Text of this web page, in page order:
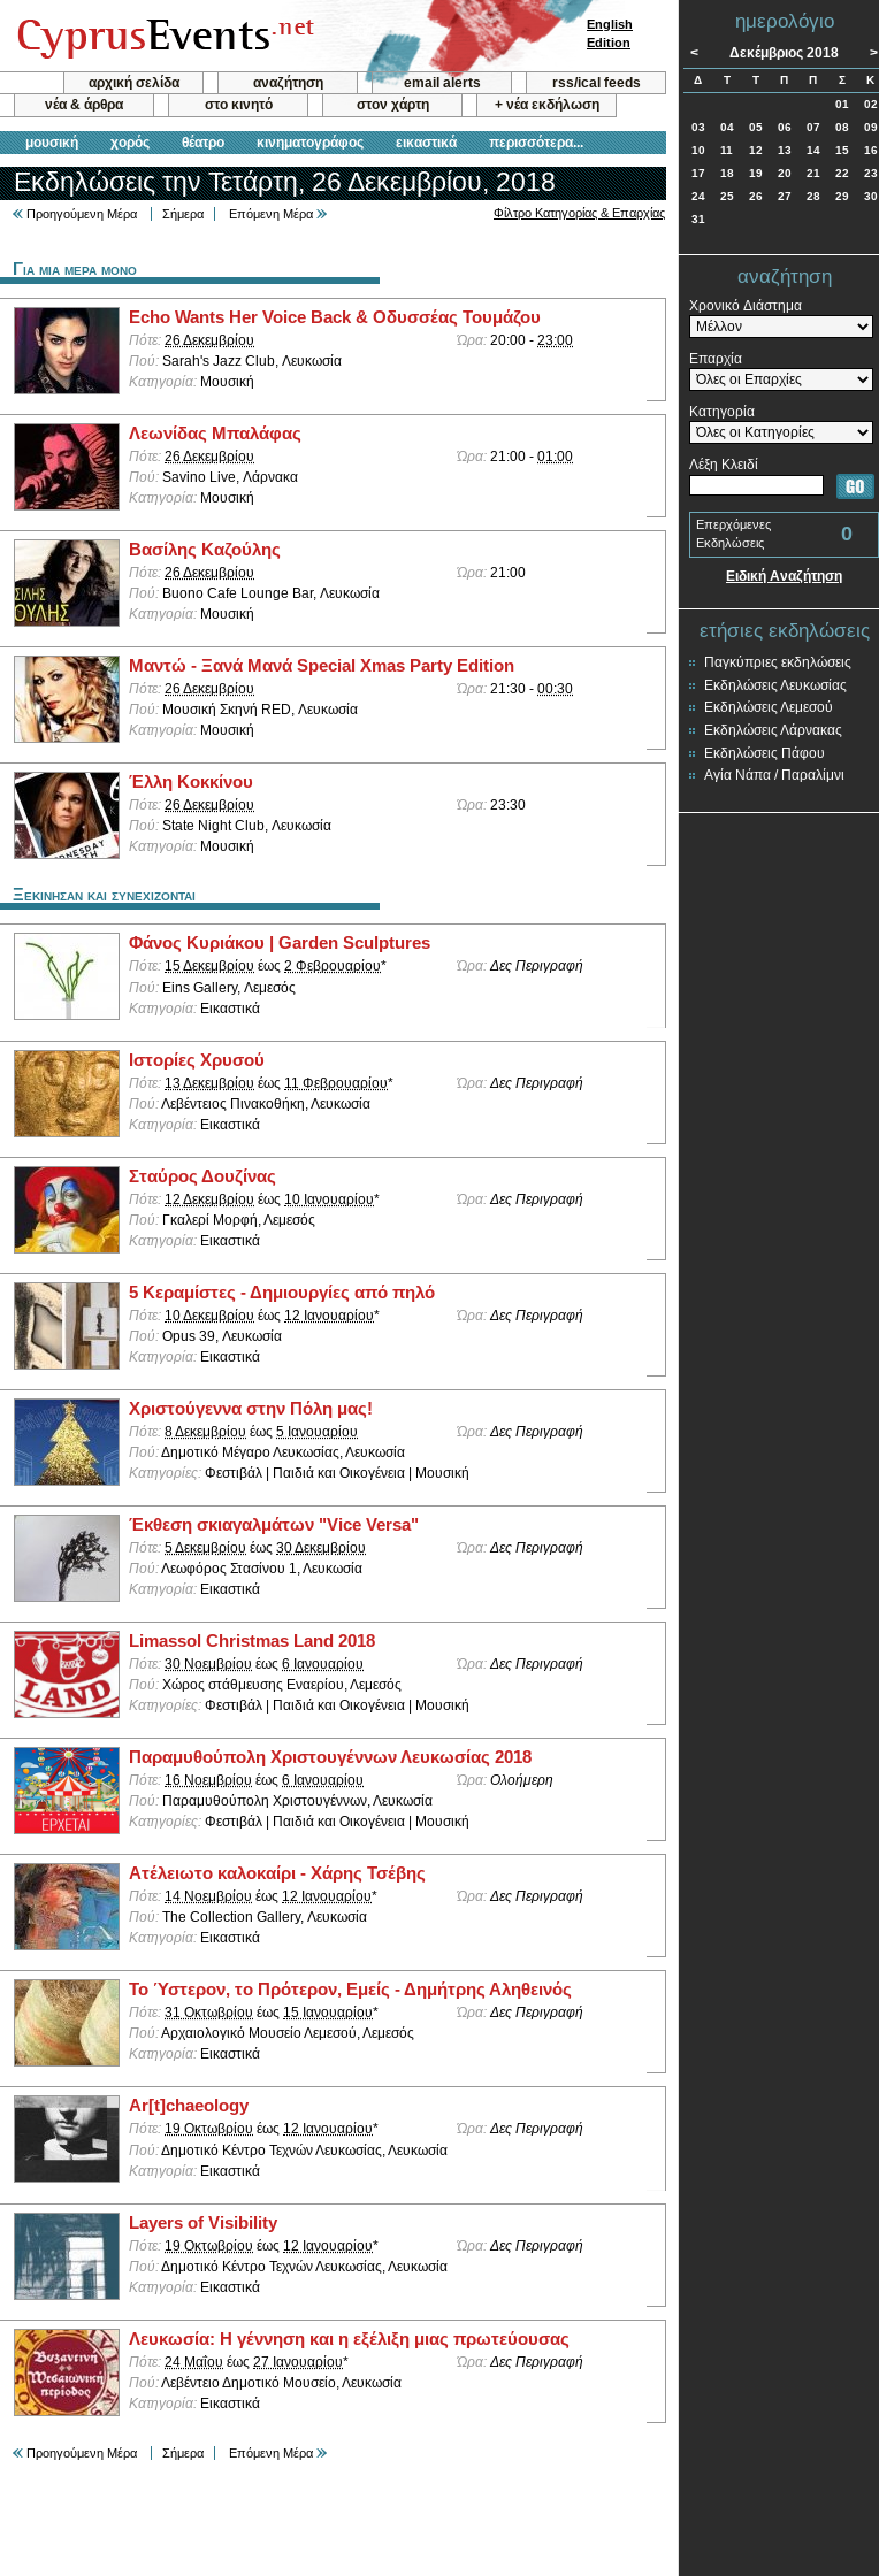
αρχική σελίδα αναζήτηση email alerts
rss/ical feeds
νέα & άρθρα
στο κινητό στον χάρτη + νέα εκδήλωση
μουσική χορός θέατρο κινηματογράφος εικαστικά περισσότερα...
English
Edition
Εκδηλώσεις την Τετάρτη, 26 Δεκεμβρίου, 2018
Προηγούμενη Μέρα Σήμερα Επόμενη Μέρα Φίλτρο Κατηγορίας & Επαρχίας
Για μια μερα μονο
Echo Wants Her Voice Back & Οδυσσέας Τουμάζου
Πότε: 26 Δεκεμβρίου Ώρα: 20:00 - 23:00
Πού: Sarah's Jazz Club, Λευκωσία
Κατηγορία: Μουσική
Λεωνίδας Μπαλάφας
Πότε: 26 Δεκεμβρίου Ώρα: 21:00 - 01:00
Πού: Savino Live, Λάρνακα
Κατηγορία: Μουσική
Βασίλης Καζούλης
Πότε: 26 Δεκεμβρίου Ώρα: 21:00
Πού: Buono Cafe Lounge Bar, Λευκωσία
Κατηγορία: Μουσική
Μαντώ - Ξανά Μανά Special Xmas Party Edition
Πότε: 26 Δεκεμβρίου Ώρα: 21:30 - 00:30
Πού: Μουσική Σκηνή RED, Λευκωσία
Κατηγορία: Μουσική
Έλλη Κοκκίνου
Πότε: 26 Δεκεμβρίου Ώρα: 23:30
Πού: State Night Club, Λευκωσία
Κατηγορία: Μουσική
Ξεκινησαν και συνεχιζονται
Φάνος Κυριάκου | Garden Sculptures
Πότε: 15 Δεκεμβρίου έως 2 Φεβρουαρίου* Ώρα:Δες Περιγραφή
Πού: Eins Gallery, Λεμεσός
Κατηγορία: Εικαστικά
Ιστορίες Χρυσού
Πότε: 13 Δεκεμβρίου έως 11 Φεβρουαρίου* Ώρα: Δες Περιγραφή
Πού:Λεβέντειος Πινακοθήκη, Λευκωσία
Κατηγορία: Εικαστικά
Σταύρος Δουζίνας
Πότε: 12 Δεκεμβρίου έως 10 Ιανουαρίου* Ώρα: Δες Περιγραφή
Πού: Γκαλερί Μορφή, Λεμεσός
Κατηγορία: Εικαστικά
5 Κεραμίστες - Δημιουργίες από πηλό
Πότε: 10 Δεκεμβρίου έως 12 Ιανουαρίου* Ώρα: Δες Περιγραφή
Πού: Opus 39, Λευκωσία
Κατηγορία: Εικαστικά
Χριστούγεννα στην Πόλη μας!
Πότε: 8 Δεκεμβρίου έως 5 Ιανουαρίου Ώρα:Δες Περιγραφή
Πού:Δημοτικό Μέγαρο Λευκωσίας, Λευκωσία
Κατηγορίες: Φεστιβάλ | Παιδιά και Οικογένεια | Μουσική
Έκθεση σκιαγαλμάτων "Vice Versa"
Πότε: 5 Δεκεμβρίου έως 30 Δεκεμβρίου Ώρα:Δες Περιγραφή
Πού:Λεωφόρος Στασίνου 1, Λευκωσία
Κατηγορία: Εικαστικά
Limassol Christmas Land 2018
Πότε: 30 Νοεμβρίου έως 6 Ιανουαρίου Ώρα:Δες Περιγραφή
Πού: Χώρος στάθμευσης Εναερίου, Λεμεσός
Κατηγορίες: Φεστιβάλ | Παιδιά και Οικογένεια | Μουσική
Παραμυθούπολη Χριστουγέννων Λευκωσίας 2018
Πότε: 16 Νοεμβρίου έως 6 Ιανουαρίου Ώρα: Ολοήμερη
Πού: Παραμυθούπολη Χριστουγέννων, Λευκωσία
Κατηγορίες: Φεστιβάλ | Παιδιά και Οικογένεια | Μουσική
Ατέλειωτο καλοκαίρι - Χάρης Τσέβης
Πότε: 14 Νοεμβρίου έως 12 Ιανουαρίου* Ώρα:Δες Περιγραφή
Πού: The Collection Gallery, Λευκωσία
Κατηγορία: Εικαστικά
Το Ύστερον, το Πρότερον, Εμείς - Δημήτρης Αληθεινός
Πότε: 31 Οκτωβρίου έως 15 Ιανουαρίου* Ώρα:Δες Περιγραφή
Πού:Αρχαιολογικό Μουσείο Λεμεσού, Λεμεσός
Κατηγορία: Εικαστικά
Ar[t]chaeology
Πότε: 19 Οκτωβρίου έως 12 Ιανουαρίου* Ώρα:Δες Περιγραφή
Πού:Δημοτικό Κέντρο Τεχνών Λευκωσίας, Λευκωσία
Κατηγορία: Εικαστικά
Layers of Visibility
Πότε: 19 Οκτωβρίου έως 12 Ιανουαρίου* Ώρα: Δες Περιγραφή
Πού:Δημοτικό Κέντρο Τεχνών Λευκωσίας, Λευκωσία
Κατηγορία: Εικαστικά
Λευκωσία: Η γέννηση και η εξέλιξη μιας πρωτεύουσας
Πότε: 24 Μαΐου έως 27 Ιανουαρίου* Ώρα: Δες Περιγραφή
Πού:Λεβέντειο Δημοτικό Μουσείο, Λευκωσία
Κατηγορία: Εικαστικά
Προηγούμενη Μέρα Σήμερα Επόμενη Μέρα
ημερολόγιο
< Δεκέμβριος 2018 >
Δ Τ Τ Π Π Σ
Κ
01
02
03
04 05 06 07 08
09
10
11 12 13 14 15
16
17
18 19 20 21 22
23
24
25 26 27 28 29
30
31
αναζήτηση
Χρονικό Διάστημα
Επαρχία
Κατηγορία
Λέξη Κλειδί
Επερχόμενες
Εκδηλώσεις
0
Ειδική Αναζήτηση
ετήσιες εκδηλώσεις
Παγκύπριες εκδηλώσεις
Εκδηλώσεις Λευκωσίας
Εκδηλώσεις Λεμεσού
Εκδηλώσεις Λάρνακας
Εκδηλώσεις Πάφου
Αγία Νάπα / Παραλίμνι